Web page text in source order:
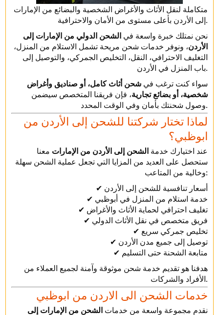
متكاملة لنقل الأثاث والأغراض الشخصية والبضائع من الإمارات
إلى الأردن بأعلى مستوى من الأمان والاحترافية.
نحن نمتلك خبرة واسعة في الشحن الدولي من الإمارات إلى
الأردن، ونوفر خدمات شحن مريحة تشمل الاستلام من المنزل،
التغليف الاحترافي، النقل، التخليص الجمركي، والتوصيل إلى
باب المنزل في الأردن.
سواء كنت ترغب في شحن أثاث كامل، أو صناديق وأغراض
شخصية، أو بضائع تجارية، فإن فريقنا المتخصص سيضمن
وصول شحنتك بأمان وفي الوقت المحدد.
لماذا تختار شركتنا للشحن إلى الأردن من
ابوظبي؟
عند اختيارك خدمة الشحن إلى الأردن من الإمارات معنا
ستحصل على العديد من المزايا التي تجعل عملية الشحن سهلة
وخالية من المتاعب:
✔ أسعار تنافسية للشحن إلى الأردن
✔ خدمة استلام من المنزل في أبوظبي
✔ تغليف احترافي لحماية الأثاث والأغراض
✔ فريق متخصص في نقل الأثاث الدولي
✔ تخليص جمركي سريع
✔ توصيل إلى جميع مدن الأردن
✔ متابعة الشحنة حتى التسليم
هدفنا هو تقديم خدمة شحن موثوقة وآمنة لجميع العملاء من
الأفراد والشركات.
خدمات الشحن الى الاردن من ابوظبي
نقدم مجموعة واسعة من خدمات الشحن من الإمارات إلى